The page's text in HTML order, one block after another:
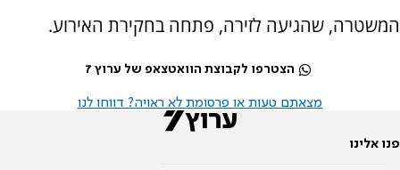
המשטרה, שהגיעה לזירה, פתחה בחקירת האירוע.
הצטרפו לקבוצת הוואטצאפ של ערוץ 7
מצאתם טעות או פרסומת לא ראויה? דווחו לנו
פנו אלינו